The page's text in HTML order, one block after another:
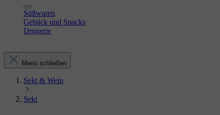
Süßwaren
Gebäck und Snacks
Drogerie
Menü schließen
Sekt & Wein
Sekt